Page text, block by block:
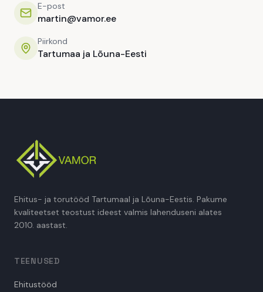
E-post
martin@vamor.ee
Piirkond
Tartumaa ja Lõuna-Eesti
Ehitus- ja torutööd Tartumaal ja Lõuna-Eestis. Pakume
kvaliteetset teostust ideest valmis lahenduseni alates
2010. aastast.
TEENUSED
Ehitustööd